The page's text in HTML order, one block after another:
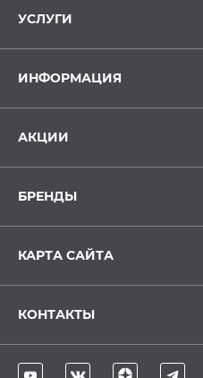
УСЛУГИ
ИНФОРМАЦИЯ
АКЦИИ
БРЕНДЫ
КАРТА САЙТА
КОНТАКТЫ